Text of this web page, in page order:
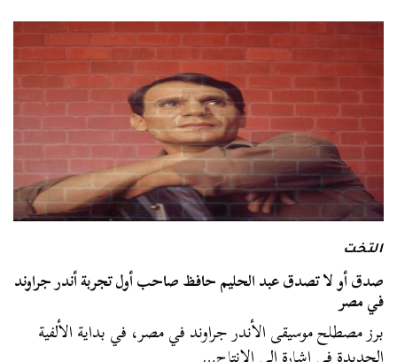
التخت
صدق أو لا تصدق عبد الحليم حافظ صاحب أول تجربة أندر جراوند
في مصر
برز مصطلح موسيقى الأندر جراوند في مصر، في بداية الألفية